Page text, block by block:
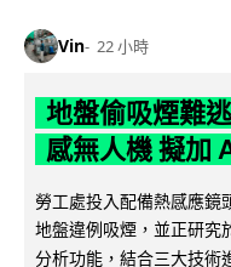
Vin 22 小時
地盤偷吸煙難
感無人機 擬加
勞工處投入配備熱感應鏡
地盤違例吸煙，並正研究
分析功能，結合三大技術